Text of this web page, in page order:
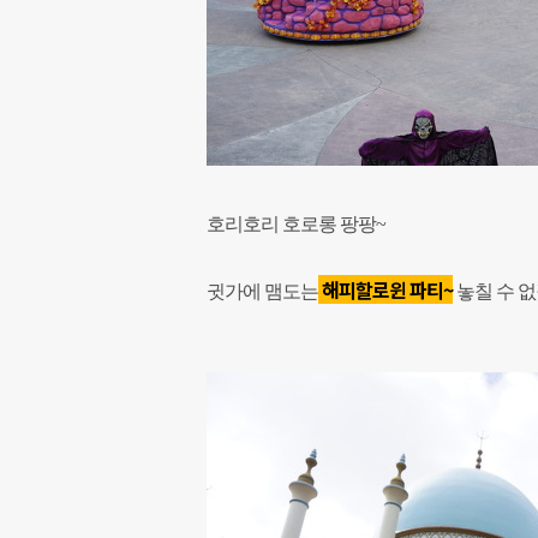
호리호리 호로롱 팡팡~
귓가에 맴도는해피할로윈파티~놓칠 수